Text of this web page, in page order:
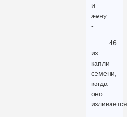
и
жену
-
46.
из
капли
семени,
когда
оно